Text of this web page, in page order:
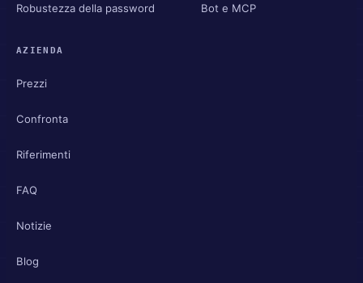
Robustezza della password Bot e MCP
AZIENDA
Prezzi
Confronta
Riferimenti
FAQ
Notizie
Blog